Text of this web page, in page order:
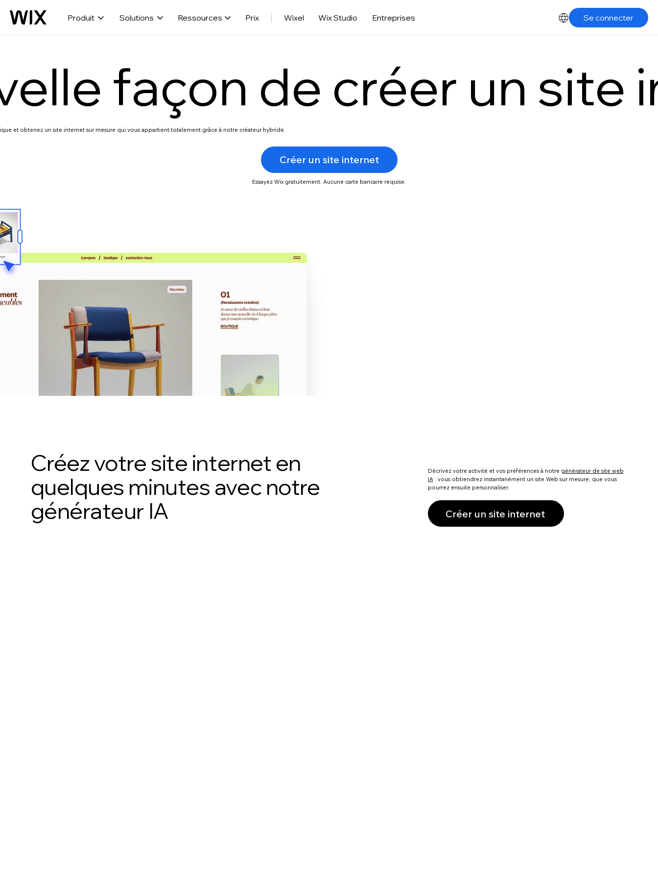
Produit Solutions Ressources Prix Wixel Wix Studio Entreprises Se connecter
façon de créer un site
et obtenez un site internet sur mesure qui vous appartient totalement grâce à notre créateur hybride.
Créer un site internet
Essayez Wix gratuitement. Aucune carte bancaire requise.
Créez votre site internet en
quelques minutes avec notre
générateur IA
Décrivez votre activité et vos préférences à notre générateur de site web
IA: vous obtiendrez instantanément un site Web sur mesure, que vous
pourrez ensuite personnaliser.
Créer un site internet